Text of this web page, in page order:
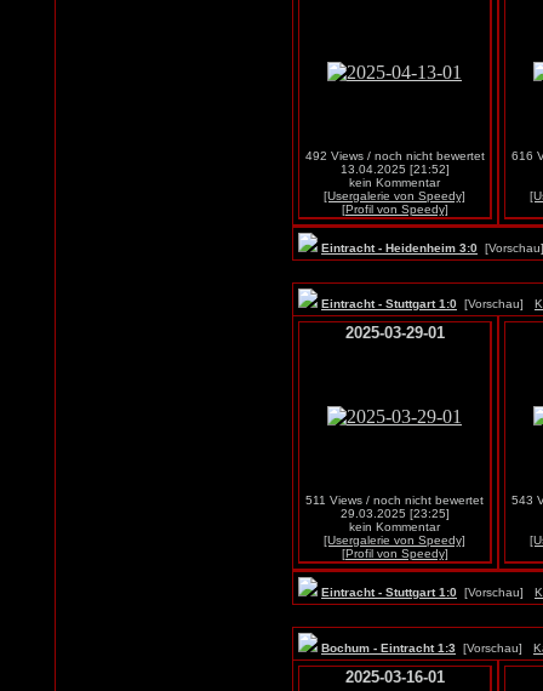
492 Views / noch nicht bewertet
13.04.2025 [21:52]
kein Kommentar
[Usergalerie von Speedy]
[Profil von Speedy]
616
Eintracht - Heidenheim 3:0
Eintracht - Stuttgart 1:0 [Vorschau]
2025-03-29-01
511 Views / noch nicht bewertet
29.03.2025 [23:25]
kein Kommentar
[Usergalerie von Speedy]
[Profil von Speedy]
543
Eintracht - Stuttgart 1:0 [Vorschau]
Bochum - Eintracht 1:3 [Vorschau]
2025-03-16-01